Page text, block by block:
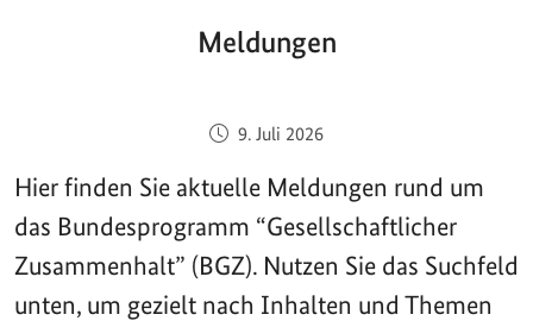
Meldungen
Veröffentlicht am:
9. Juli 2026
Hier finden Sie aktuelle Meldungen rund um
das Bundesprogramm “Gesellschaftlicher
Zusammenhalt” (BGZ). Nutzen Sie das Suchfeld
unten, um gezielt nach Inhalten und Themen